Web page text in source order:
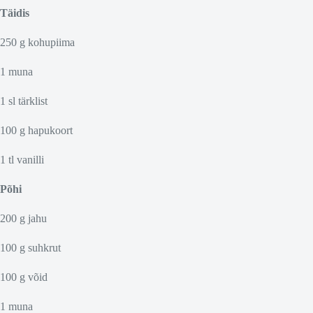
Täidis
250 g kohupiima
1 muna
1 sl tärklist
100 g hapukoort
1 tl vanilli
Põhi
200 g jahu
100 g suhkrut
100 g võid
1 muna